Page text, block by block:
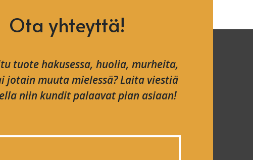
Ota yhteyttä!
tuote hakusessa, huolia, murheita,
jotain muuta mielessä? Laita viestiä
niin kundit palaavat pian asiaan!